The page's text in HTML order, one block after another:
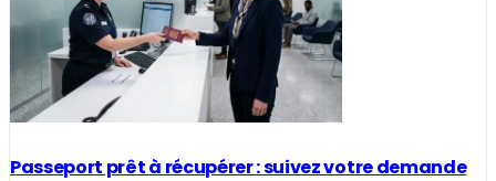
Passeport prêt à récupérer : suivez votre demande